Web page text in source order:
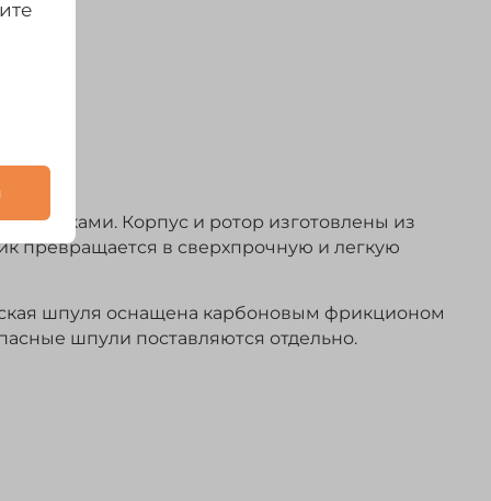
Корпус и ротор изготовлены из
превращается в сверхпрочную и легкую
шпуля оснащена карбоновым фрикционом
шпули поставляются отдельно.